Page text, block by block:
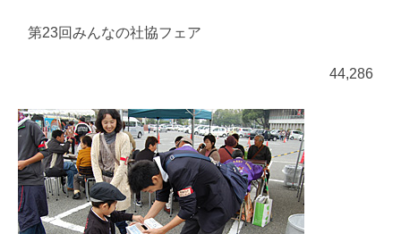
第23回みんなの社協フェア
44,286